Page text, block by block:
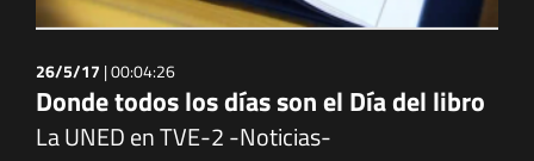
26/5/17 |00:04:26
Donde todos los días son el Día del libro
La UNED en TVE-2 -Noticias-